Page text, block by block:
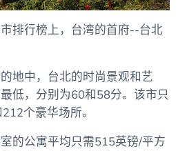
排行榜上，台湾的首府--台北
地中，台北的时尚景观和艺
低，分别为60和58分。该市只
个豪华场所。
的公寓平均只需515英镑/平方